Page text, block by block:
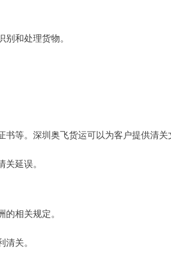
和处理货物。
等。深圳奥飞货运可以为客户提供清关
延误。
相关规定。
关。